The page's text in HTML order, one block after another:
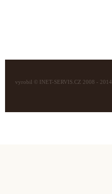
vyrobil © INET-SERVIS.CZ 2008 - 2014